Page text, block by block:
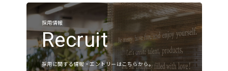
アクセス
沿革
お知らせ
採用情報
Recruit
採用に関する情報・エントリーはこちらから。